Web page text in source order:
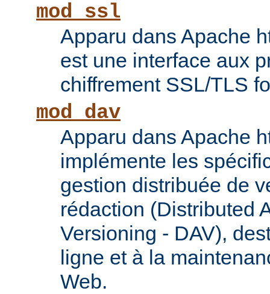
mod_ssl
Apparu dans Apache
est une interface aux
chiffrement SSL/TLS
mod_dav
Apparu dans Apache
implémente les
gestion distribuée de
rédaction (Distributed
Versioning - DAV),
ligne et à la
Web.